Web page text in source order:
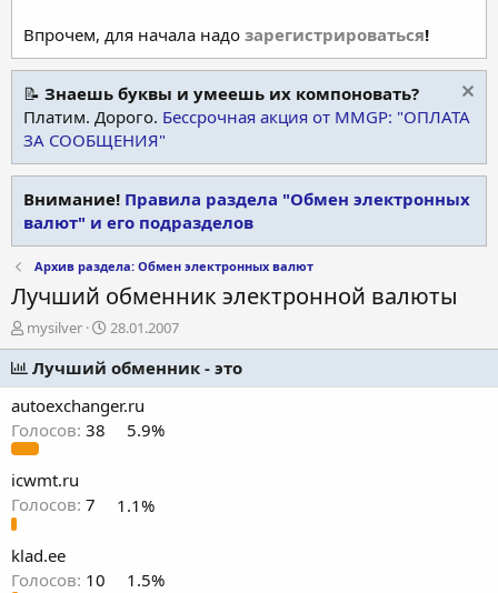
Впрочем, для начала надо зарегистрироваться!
📝 Знаешь буквы и умеешь их компоновать?
Платим. Дорого. Бессрочная акция от MMGP: "ОПЛАТА
ЗА СООБЩЕНИЯ"
Внимание! Правила раздела "Обмен электронных
валют" и его подразделов
Архив раздела: Обмен электронных валют
Лучший обменник электронной валюты
А
в
о
р
т
е
ы
mysilver
Д
а
т
а
н
28.01.2007
Лучший обменник - это
autoexchanger.ru
Голосов: 38 5.9%
icwmt.ru
Голосов: 7 1.1%
klad.ee
Голосов: 10 1.5%